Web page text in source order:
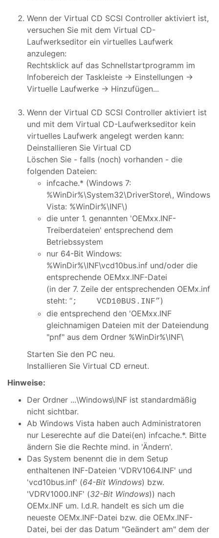
Wenn der Virtual CD SCSI Controller aktiviert ist,
versuchen Sie mit dem Virtual CD-
Laufwerkseditor ein virtuelles Laufwerk
anzulegen:
Rechtsklick auf das Schnellstartprogramm im
Infobereich der Taskleiste -> Einstellungen ->
Virtuelle Laufwerke -> Hinzufügen...
Wenn der Virtual CD SCSI Controller aktiviert ist
und mit dem Virtual CD-Laufwerkseditor kein
virtuelles Laufwerk angelegt werden kann:
Deinstallieren Sie Virtual CD
Löschen Sie - falls (noch) vorhanden - die
folgenden Dateien:
infcache.* (Windows 7:
%WinDir%\System32\DriverStore\, Windows
Vista: %WinDir%\INF\)
die unter 1. genannten 'OEMxx.INF-
Treiberdateien' entsprechend dem
Betriebssystem
nur 64-Bit Windows:
%WinDir%\INF\vcd10bus.inf und/oder die
entsprechende OEMxx.INF-Datei
(in der 7. Zeile der entsprechenden OEMx.inf
steht: “; VCD10BUS.INF”)
die entsprechend den 'OEMxx.INF
gleichnamigen Dateien mit der Dateiendung
"pnf" aus dem Ordner %WinDir%\INF\
Starten Sie den PC neu.
Installieren Sie Virtual CD erneut.
Hinweise:
Der Ordner ...\Windows\INF ist standardmäßig
nicht sichtbar.
Ab Windows Vista haben auch Administratoren
nur Leserechte auf die Datei(en) infcache.*. Bitte
ändern Sie die Rechte mind. in 'Ändern'.
Das System benennt die in dem Setup
enthaltenen INF-Dateien 'VDRV1064.INF' und
'vcd10bus.inf' (64-Bit Windows) bzw.
'VDRV1000.INF' (32-Bit Windows)) nach
OEMx.INF um. I.d.R. handelt es sich um die
neueste OEMx.INF-Datei bzw. die OEMx.INF-
Datei, bei der das Datum "Geändert am" dem der